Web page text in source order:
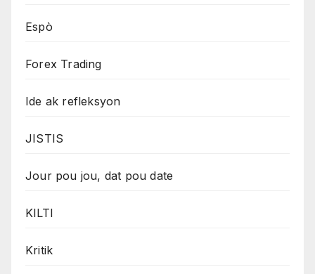
Espò
Forex Trading
Ide ak refleksyon
JISTIS
Jour pou jou, dat pou date
KILTI
Kritik